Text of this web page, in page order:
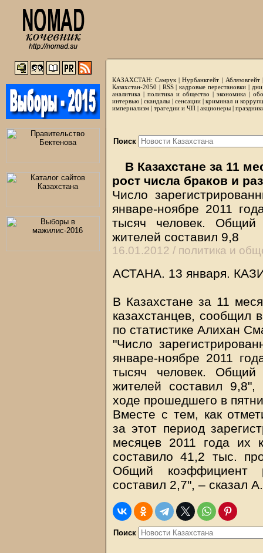
КАЗАХСТАН: Самрук |Нурбанкгейт | Аблязовгейт
Казахстан-2050 | RSS|кадровые перестановки|
аналитика | политика и общество | экономика |
интервью |скандалы | сенсации|криминал и
империализм | трагедии и ЧП | акционеры |
Поиск
В Казахстане за 11
рост числа браков и
Число
январе-ноябре 2011
тысяч человек.
жителей составил 9,8
16.01.2012 / политика и
АСТАНА. 13 января.
В Казахстане за 11
казахстанцев, сообщил
по статистике Алихан
"Число
январе-ноябре 2011
тысяч человек.
жителей составил
ходе прошедшего в
Вместе с тем, как
за этот период
месяцев 2011 года их
составило 41,2 тыс.
Общий коэффициент
составил 2,7", – сказал
Поиск